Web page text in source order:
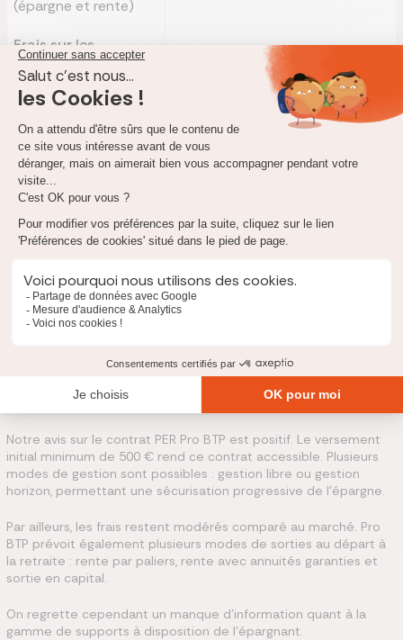
(épargne et rente)
Frais sur les
arrérages
Se renseigner auprès de Pro BTP
Frais de transfert
1 % max de l'épargne transférée
pendant les 5 premières années et
néant après 5 ans à compter du
premier versement dans le plan
Sortie en capital
Annuités
Rente
viagère/réversible
Quel est notre avis sur le PER Pro BTP ?
Notre avis sur le contrat PER Pro BTP est positif. Le versement
initial minimum de 500 € rend ce contrat accessible. Plusieurs
modes de gestion sont possibles : gestion libre ou gestion
horizon, permettant une sécurisation progressive de l’épargne.
Par ailleurs, les frais restent modérés comparé au marché. Pro
BTP prévoit également plusieurs modes de sorties au départ à
la retraite : rente par paliers, rente avec annuités garanties et
sortie en capital.
On regrette cependant un manque d'information quant à la
gamme de supports à disposition de l'épargnant.